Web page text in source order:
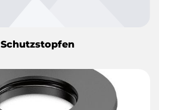
Schutzstopfen